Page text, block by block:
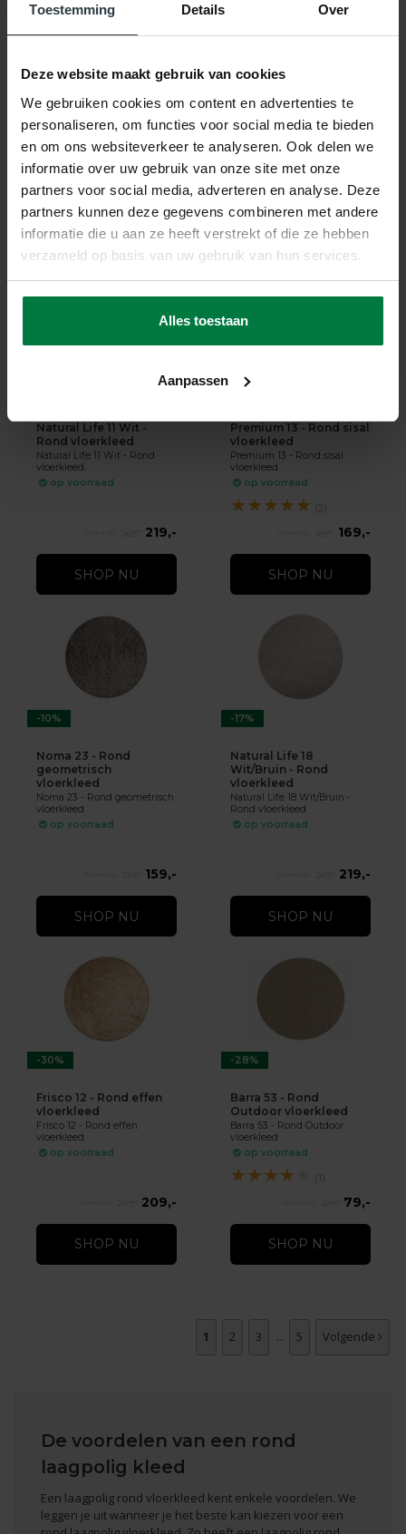
Toestemming Details Over
Deze website maakt gebruik van cookies
We gebruiken cookies om content en advertenties te
personaliseren, om functies voor social media te bieden
en om ons websiteverkeer te analyseren. Ook delen we
informatie over uw gebruik van onze site met onze
partners voor social media, adverteren en analyse. Deze
partners kunnen deze gegevens combineren met andere
informatie die u aan ze heeft verstrekt of die ze hebben
verzameld op basis van uw gebruik van hun services.
Alles toestaan
Aanpassen
Serengeti Zebra -
Floorpassion X Fred
Rond vloerkleed Serengeti
Zebra - Floorpassion X Fred
op voorraad
299,-
- Outdoor 13
Outdoor 13
op voorraad
★★★ ★★ (1)
124,- 109,-
SHOP NU
Natural Life 11 Wit -
Rond vloerkleed
Natural Life 11 Wit - Rond
vloerkleed
op voorraad
219,-
SHOP NU
-10%
Premium 13 - Rond sisal
vloerkleed
Premium 13 - Rond sisal
vloerkleed
op voorraad
★★★★★ (2)
169,-
SHOP NU
-10%
Noma 23 - Rond
geometrisch
vloerkleed
Noma 23 - Rond geometrisch
vloerkleed
op voorraad
159,-
SHOP NU
-17%
Natural Life 18
Wit/Bruin - Rond
vloerkleed
Natural Life 18 Wit/Bruin -
Rond vloerkleed
op voorraad
219,-
SHOP NU
-30%
Frisco 12 - Rond effen
vloerkleed
Frisco 12 - Rond effen
vloerkleed
op voorraad
209,-
SHOP NU
-28%
Barra 53 - Rond
Outdoor vloerkleed
Barra 53 - Rond Outdoor
vloerkleed
op voorraad
★★★★ (1)
79,-
SHOP NU
1 2 3 ... 5 Volgende
De voordelen van een rond
laagpolig kleed
Een laagpolig rond vloerkleed kent enkele voordelen. We
leggen je uit wanneer je het beste kan kiezen voor een